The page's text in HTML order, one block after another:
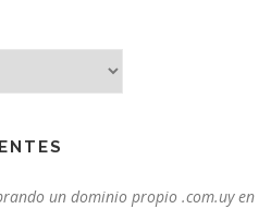
un dominio propio .com.uy en